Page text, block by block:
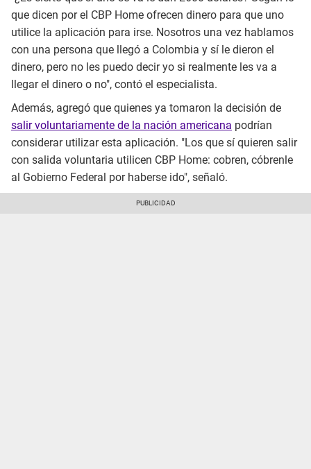
que dicen por el CBP Home ofrecen dinero para que uno
utilice la aplicación para irse. Nosotros una vez hablamos
con una persona que llegó a Colombia y sí le dieron el
dinero, pero no les puedo decir yo si realmente les va a
llegar el dinero o no", contó el especialista.
Además, agregó que quienes ya tomaron la decisión de
salir voluntariamente de la nación americana podrían
considerar utilizar esta aplicación. "Los que sí quieren salir
con salida voluntaria utilicen CBP Home: cobren, cóbrenle
al Gobierno Federal por haberse ido", señaló.